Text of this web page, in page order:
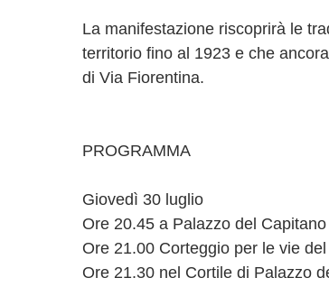
La manifestazione riscoprirà le
territorio fino al 1923 e che
di Via Fiorentina.
PROGRAMMA
Giovedì 30 luglio
Ore 20.45 a Palazzo del
Ore 21.00 Corteggio per le vie
Ore 21.30 nel Cortile di Palazzo